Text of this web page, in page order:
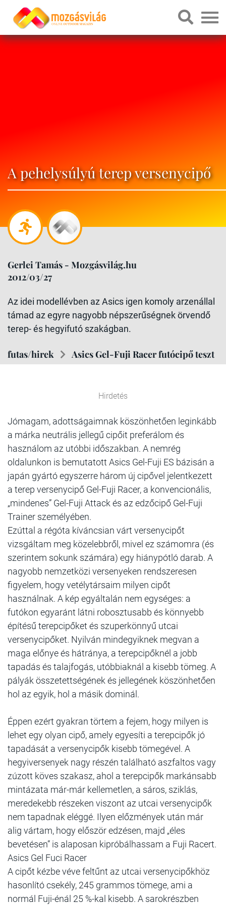
A pehelysúlyú terep versenycipő
Gerlei Tamás - Mozgásvilág.hu
2012/03/27
Az idei modellévben az Asics igen komoly arzenállal
támad az egyre nagyobb népszerűségnek örvendő
terep- és hegyifutó szakágban.
futas/hirek Asics Gel-Fuji Racer futócipő teszt
Hirdetés
Jómagam, adottságaimnak köszönhetően leginkább
a márka neutrális jellegű cipőit preferálom és
használom az utóbbi időszakban. A nemrég
oldalunkon is bemutatott Asics Gel-Fuji ES bázisán a
japán gyártó egyszerre három új cipővel jelentkezett
a terep versenycipő Gel-Fuji Racer, a konvencionális,
„mindenes” Gel-Fuji Attack és az edzőcipő Gel-Fuji
Trainer személyében.
Ezúttal a régóta kíváncsian várt versenycipőt
vizsgáltam meg közelebbről, mivel ez számomra (és
szerintem sokunk számára) egy hiánypótló darab. A
nagyobb nemzetközi versenyeken rendszeresen
figyelem, hogy vetélytársaim milyen cipőt
használnak. A kép egyáltalán nem egységes: a
futókon egyaránt látni robosztusabb és könnyebb
építésű terepcipőket és szuperkönnyű utcai
versenycipőket. Nyilván mindegyiknek megvan a
maga előnye és hátránya, a terepcipőknél a jobb
tapadás és talajfogás, utóbbiaknál a kisebb tömeg. A
pályák összetettségének és jellegének köszönhetően
hol az egyik, hol a másik dominál.
Éppen ezért gyakran törtem a fejem, hogy milyen is
lehet egy olyan cipő, amely egyesíti a terepcipők jó
tapadását a versenycipők kisebb tömegével. A
hegyiversenyek nagy részén található aszfaltos vagy
zúzott köves szakasz, ahol a terepcipők markánsabb
mintázata már-már kellemetlen, a sáros, sziklás,
meredekebb részeken viszont az utcai versenycipők
nem tapadnak eléggé. Ilyen előzmények után már
alig vártam, hogy először edzésen, majd „éles
bevetésen” is alaposan kipróbálhassam a Fuji Racert.
Asics Gel Fuci Racer
A cipőt kézbe véve feltűnt az utcai versenycipőkhöz
hasonlító csekély, 245 grammos tömege, ami a
normál Fuji-énál 25 %-kal kisebb. A sarokrészben